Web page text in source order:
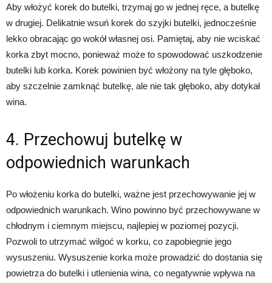
Aby włożyć korek do butelki, trzymaj go w jednej ręce, a butelkę
w drugiej. Delikatnie wsuń korek do szyjki butelki, jednocześnie
lekko obracając go wokół własnej osi. Pamiętaj, aby nie wciskać
korka zbyt mocno, ponieważ może to spowodować uszkodzenie
butelki lub korka. Korek powinien być włożony na tyle głęboko,
aby szczelnie zamknąć butelkę, ale nie tak głęboko, aby dotykał
wina.
4. Przechowuj butelkę w
odpowiednich warunkach
Po włożeniu korka do butelki, ważne jest przechowywanie jej w
odpowiednich warunkach. Wino powinno być przechowywane w
chłodnym i ciemnym miejscu, najlepiej w poziomej pozycji.
Pozwoli to utrzymać wilgoć w korku, co zapobiegnie jego
wysuszeniu. Wysuszenie korka może prowadzić do dostania się
powietrza do butelki i utlenienia wina, co negatywnie wpływa na